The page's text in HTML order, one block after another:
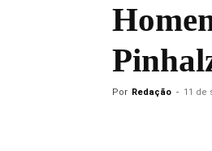
Por Redação - 11 de